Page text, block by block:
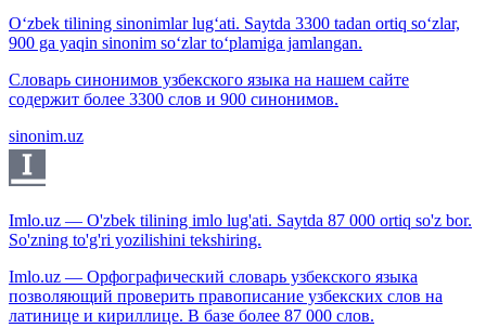
O‘zbek tilining sinonimlar lug‘ati. Saytda 3300 tadan ortiq so‘zlar,
900 ga yaqin sinonim so‘zlar to‘plamiga jamlangan.
Словарь синонимов узбекского языка на нашем сайте
содержит более 3300 слов и 900 синонимов.
sinonim.uz
Imlo.uz — O'zbek tilining imlo lug'ati. Saytda 87 000 ortiq so'z bor.
So'zning to'g'ri yozilishini tekshiring.
Imlo.uz — Орфографический словарь узбекского языка
позволяющий проверить правописание узбекских слов на
латинице и кириллице. В базе более 87 000 слов.